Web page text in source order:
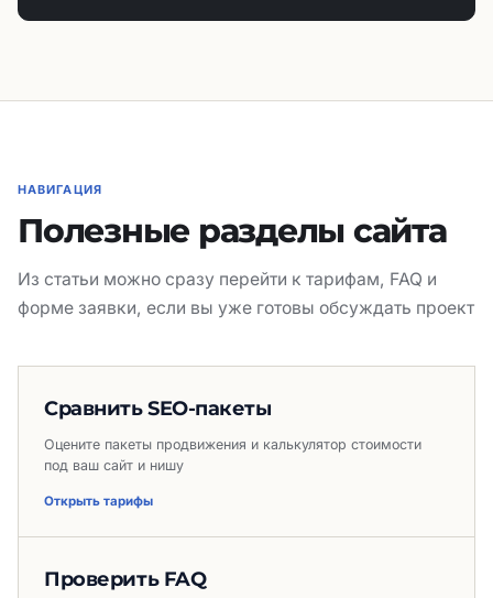
НАВИГАЦИЯ
Полезные разделы сайта
Из статьи можно сразу перейти к тарифам, FAQ и
форме заявки, если вы уже готовы обсуждать проект
Сравнить SEO-пакеты
Оцените пакеты продвижения и калькулятор стоимости
под ваш сайт и нишу
Открыть тарифы
Проверить FAQ